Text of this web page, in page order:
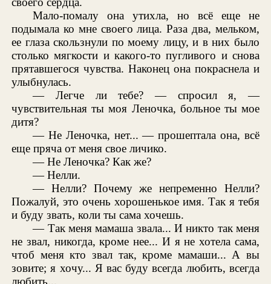
Мало-помалу она утихла, но всё еще не
подымала ко мне своего лица. Раза два, мельком,
ее глаза скользнули по моему лицу, и в них было
столько мягкости и какого-то пугливого и снова
прятавшегося чувства. Наконец она покраснела и
улыбнулась.
— Легче ли тебе? — спросил я, —
чувствительная ты моя Леночка, больное ты мое
дитя?
— Не Леночка, нет... — прошептала она, всё
еще пряча от меня свое личико.
— Не Леночка? Как же?
— Нелли.
— Нелли? Почему же непременно Нелли?
Пожалуй, это очень хорошенькое имя. Так я тебя
и буду звать, коли ты сама хочешь.
— Так меня мамаша звала... И никто так меня
не звал, никогда, кроме нее... И я не хотела сама,
чтоб меня кто звал так, кроме мамаши... А вы
зовите; я хочу... Я вас буду всегда любить, всегда
любить...